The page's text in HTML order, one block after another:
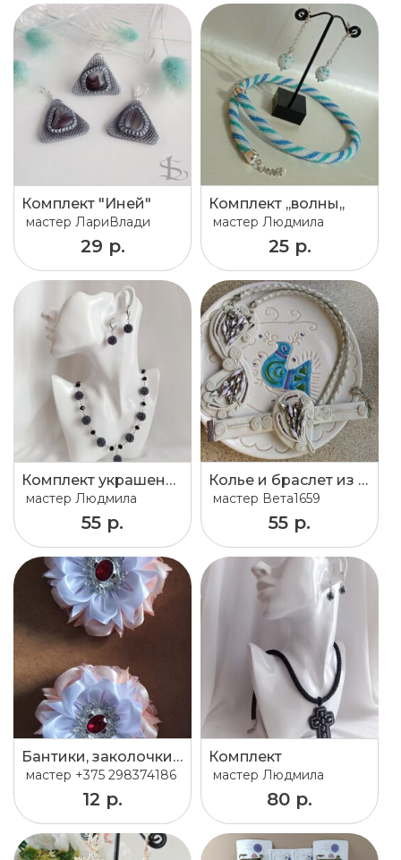
Комплект "Иней"
мастер ЛариВлади
29 р.
Комплект ,,волны,,
мастер Людмила
25 р.
Комплект украшений
мастер Людмила
55 р.
Колье и браслет из кожи.
мастер Вета1659
55 р.
Бантики, заколочки, ободки, повязки ручной работы
мастер +375 298374186
12 р.
Комплект
мастер Людмила
80 р.